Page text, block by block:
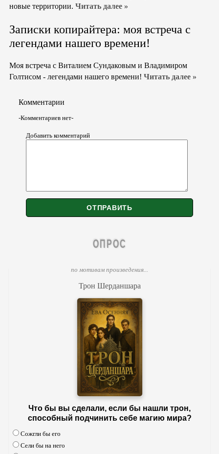
новые территории. Читать далее »
Записки копирайтера: моя встреча с
легендами нашего времени!
Моя встреча с Виталием Сундаковым и Владимиром
Голтисом - легендами нашего времени! Читать далее »
Комментарии
-Комментариев нет-
Добавить комментарий
ОПРОС
по мотивам произведения...
Трон Шерданшара
Что бы вы сделали, если бы нашли трон,
способный подчинить себе магию мира?
Сожгли бы его
Сели бы на него